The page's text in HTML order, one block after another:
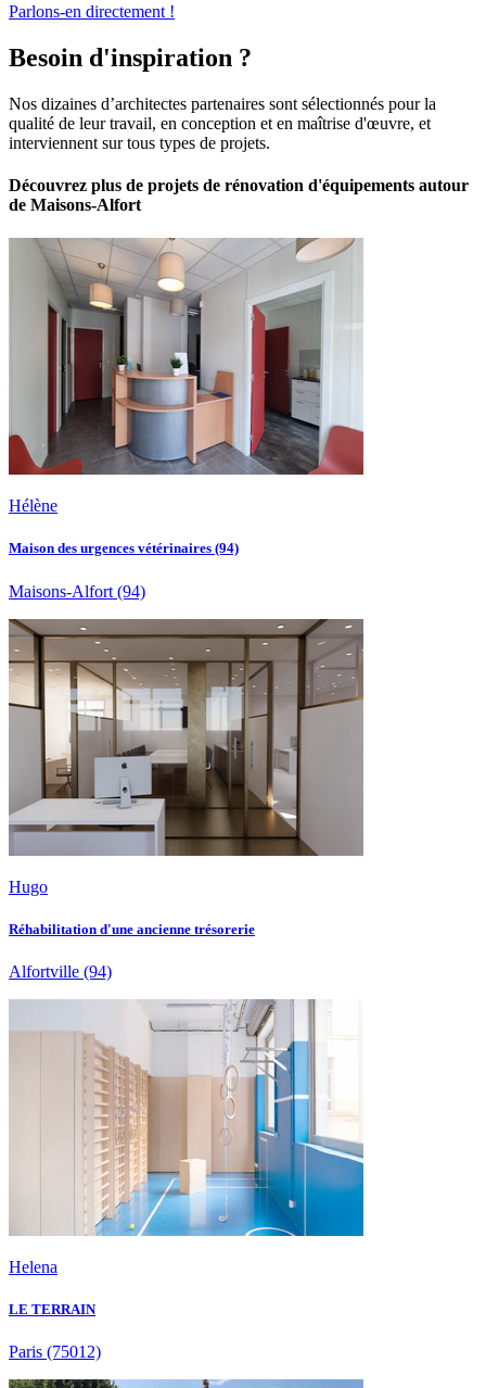
Parlons-en directement !
Besoin d'inspiration ?
Nos dizaines d’architectes partenaires sont sélectionnés pour la
qualité de leur travail, en conception et en maîtrise d'œuvre, et
interviennent sur tous types de projets.
Découvrez plus de projets de rénovation d'équipements autour
de Maisons-Alfort
Hélène
Maison des urgences vétérinaires (94)
Maisons-Alfort (94)
Hugo
Réhabilitation d'une ancienne trésorerie
Alfortville (94)
Helena
LE TERRAIN
Paris (75012)